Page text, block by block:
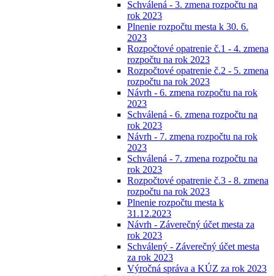
Schválená - 3. zmena rozpočtu na
rok 2023
Plnenie rozpočtu mesta k 30. 6.
2023
Rozpočtové opatrenie č.1 - 4. zmena
rozpočtu na rok 2023
Rozpočtové opatrenie č.2 - 5. zmena
rozpočtu na rok 2023
Návrh - 6. zmena rozpočtu na rok
2023
Schválená - 6. zmena rozpočtu na
rok 2023
Návrh - 7. zmena rozpočtu na rok
2023
Schválená - 7. zmena rozpočtu na
rok 2023
Rozpočtové opatrenie č.3 - 8. zmena
rozpočtu na rok 2023
Plnenie rozpočtu mesta k
31.12.2023
Návrh - Záverečný účet mesta za
rok 2023
Schválený - Záverečný účet mesta
za rok 2023
Výročná správa a KÚZ za rok 2023